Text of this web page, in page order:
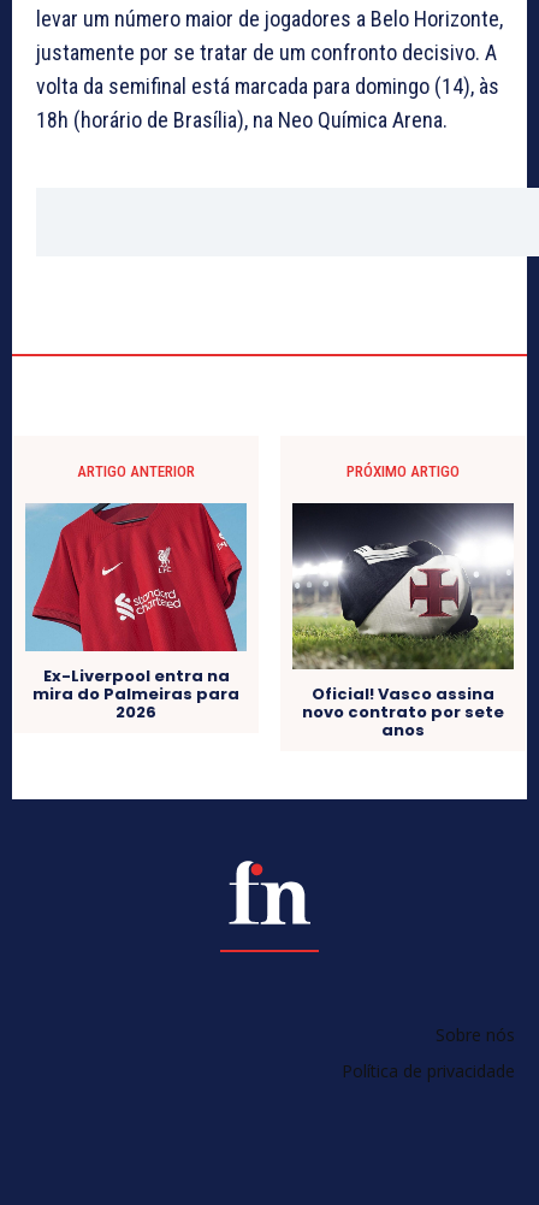
levar um número maior de jogadores a Belo Horizonte,
justamente por se tratar de um confronto decisivo. A
volta da semifinal está marcada para domingo (14), às
18h (horário de Brasília), na Neo Química Arena.
ARTIGO ANTERIOR
Ex-Liverpool entra na
mira do Palmeiras para
2026
PRÓXIMO ARTIGO
Oficial! Vasco assina
novo contrato por sete
anos
Sobre nós
Política de privacidade